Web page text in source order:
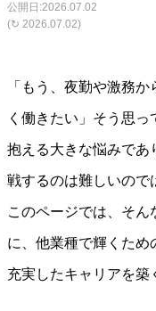
2026.07.02
(↻ 2026.07.02)
「もう、夜勤や激務
く働きたい」そう思
抱える大きな悩みであ
戦するのは難しいので
このページでは、そ
に、他業種で輝くため
充実したキャリアを築